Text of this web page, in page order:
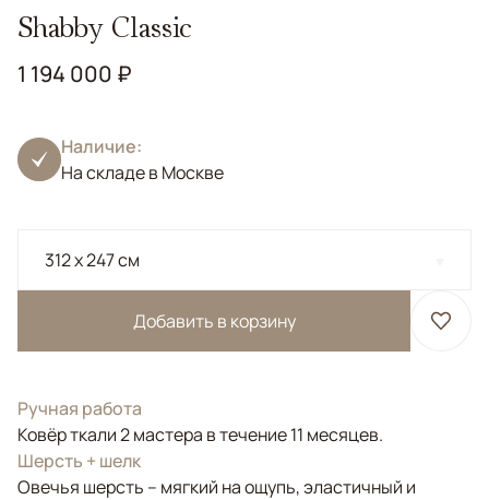
Shabby Classic
1 194 000 ₽
Наличие:
На складе в Москве
312 x 247 см
Добавить в корзину
Ручная работа
Ковёр ткали 2 мастера в течение 11 месяцев.
Шерсть + шелк
Овечья шерсть – мягкий на ощупь, эластичный и